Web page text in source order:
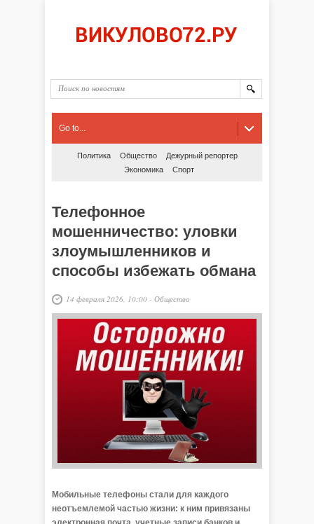
Go to...
Политика Общество
Дежурный репортер
Экономика
Спорт
Телефонное
мошенничество: уловки
злоумышленников и
способы избежать обмана
14 февраля 2026, 10:00 - Общество
Мобильные телефоны стали для каждого
неотъемлемой частью жизни: к ним привязаны